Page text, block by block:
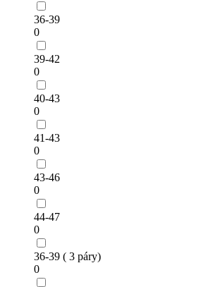
36-39
0
39-42
0
40-43
0
41-43
0
43-46
0
44-47
0
36-39 ( 3 páry)
0